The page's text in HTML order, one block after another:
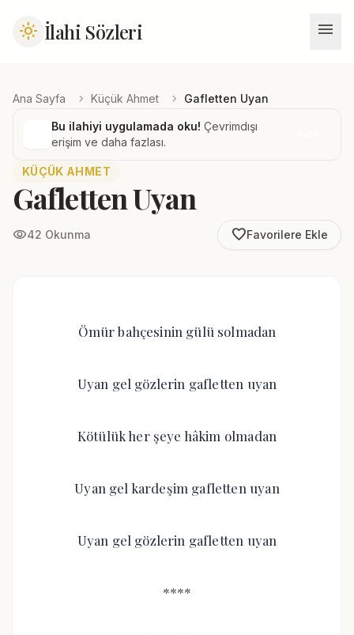
light_mode İlahi Sözleri menu
Ana Sayfa chevron_right Küçük Ahmet chevron_right Gafletten Uyan
Bu ilahiyi uygulamada oku! Çevrimdışı
erişim ve daha fazlası.
KÜÇÜK AHMET
Gafletten Uyan
visibility42 Okunma favorite_borderFavorilere Ekle
Ömür bahçesinin gülü solmadan
Uyan gel gözlerin gafletten uyan
Kötülük her şeye hâkim olmadan
Uyan gel kardeşim gafletten uyan
Uyan gel gözlerin gafletten uyan
****